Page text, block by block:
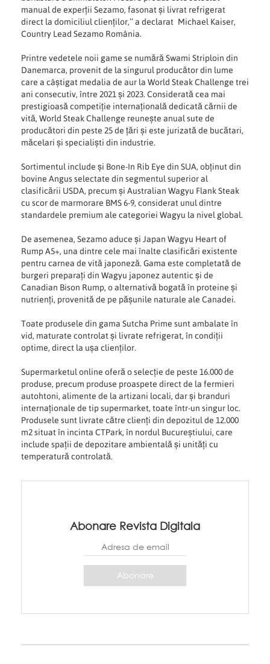
manual de experții Sezamo, fasonat și livrat refrigerat
direct la domiciliul clienților,’’ a declarat Michael Kaiser,
Country Lead Sezamo România.
Printre vedetele noii game se numără Swami Striploin din
Danemarca, provenit de la singurul producător din lume
care a câștigat medalia de aur la World Steak Challenge trei
ani consecutiv, între 2021 și 2023. Considerată cea mai
prestigioasă competiție internațională dedicată cărnii de
vită, World Steak Challenge reunește anual sute de
producători din peste 25 de țări și este jurizată de bucătari,
măcelari și specialiști din industrie.
Sortimentul include și Bone-In Rib Eye din SUA, obținut din
bovine Angus selectate din segmentul superior al
clasificării USDA, precum și Australian Wagyu Flank Steak
cu scor de marmorare BMS 6-9, considerat unul dintre
standardele premium ale categoriei Wagyu la nivel global.
De asemenea, Sezamo aduce și Japan Wagyu Heart of
Rump A5+, una dintre cele mai înalte clasificări existente
pentru carnea de vită japoneză. Gama este completată de
burgeri preparați din Wagyu japonez autentic și de
Canadian Bison Rump, o alternativă bogată în proteine și
nutrienți, provenită de pe pășunile naturale ale Canadei.
Toate produsele din gama Sutcha Prime sunt ambalate în
vid, maturate controlat și livrate refrigerat, în condiții
optime, direct la ușa clienților.
Supermarketul online oferă o selecție de peste 16.000 de
produse, precum produse proaspete direct de la fermieri
autohtoni, alimente de la artizani locali, dar și branduri
internaționale de tip supermarket, toate într-un singur loc.
Produsele sunt livrate către clienți din depozitul de 12.000
m2 situat în incinta CTPark, în nordul Bucureștiului, care
include spații de depozitare ambientală și unități cu
temperatură controlată.
Abonare Revista Digitala